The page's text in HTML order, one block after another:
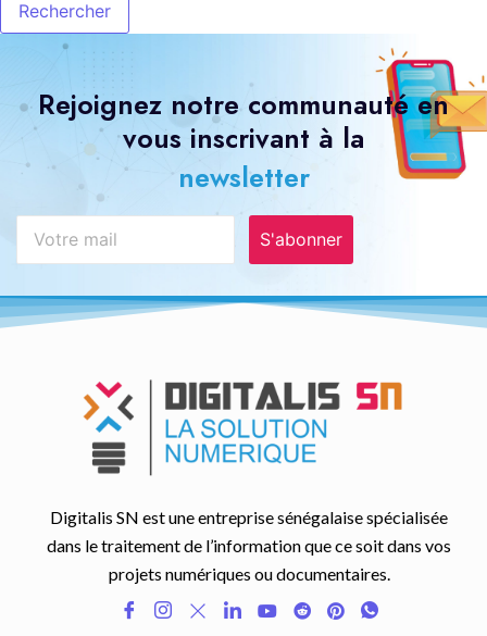
Rejoignez notre communauté en
vous inscrivant à la
newsletter
S'abonner
Digitalis SN est une entreprise sénégalaise spécialisée
dans le traitement de l’information que ce soit dans vos
projets numériques ou documentaires.